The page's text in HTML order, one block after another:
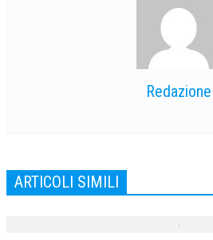
Redazione
ARTICOLI SIMILI